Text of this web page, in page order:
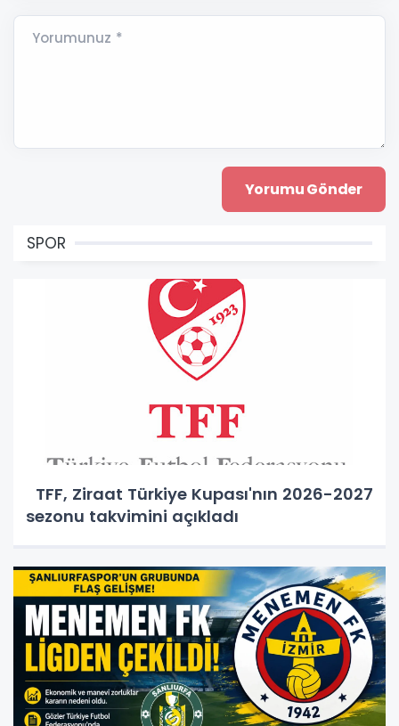
Yorumunuz *
SPOR
TFF, Ziraat Türkiye Kupası'nın 2026-2027
sezonu takvimini açıkladı